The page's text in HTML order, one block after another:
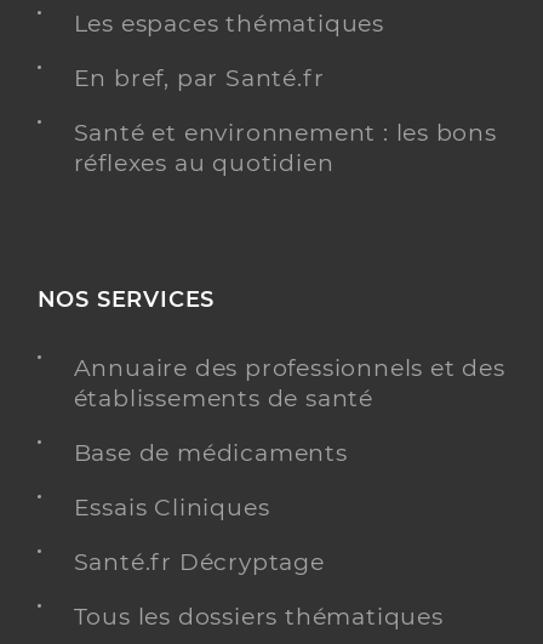
Les espaces thématiques
En bref, par Santé.fr
Santé et environnement : les bons
réflexes au quotidien
NOS SERVICES
Annuaire des professionnels et des
établissements de santé
Base de médicaments
Essais Cliniques
Santé.fr Décryptage
Tous les dossiers thématiques